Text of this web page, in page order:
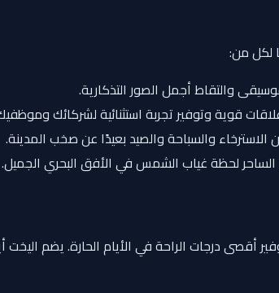
لكل من:
والتقاط أجمل الصور التذكارية.
قوية وتوفير تجربة استثنائية لشركائك
الاسترخاء والسباحة والصيد بعيدًا عن صخب المدينة.
لحظة غياب الشمس في الأفق البحري الجميل.
درجات الراحة في الأيام الحارة. يضم اليخت